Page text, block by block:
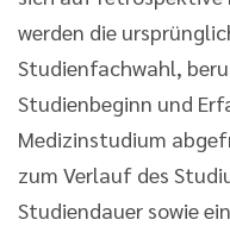
werden die
Studienfachwahl,
Studienbeginn und
Medizinstudium
zum Verlauf des
Studiendauer sowie